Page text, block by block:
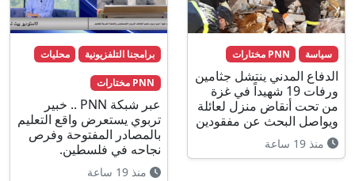
سياسة PNN مختارات
الدفاع المدني ينتشل جثامين
ورفات 19 شهيداً في غزة
من تحت أنقاض منزل لعائلة
ويواصل البحث عن مفقودين
منذ 19 ساعة
برامجنا التلفزيونية محليات
PNN مختارات
عبر شبكة PNN .. خبير
تربوي يستعرض واقع التعليم
بالمصادر المفتوحة وفرص
نجاحه في فلسطين.
منذ 19 ساعة